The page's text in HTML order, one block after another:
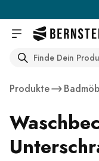
Search
Produkte